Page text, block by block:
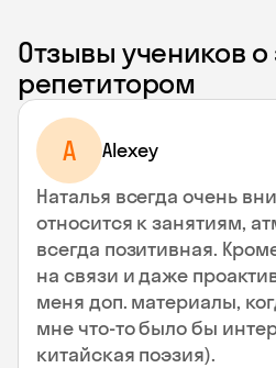
Отзывы учеников о
репетитором
A Alexey
Наталья всегда очень
относится к занятиям,
всегда позитивная.
на связи и даже
меня доп. материалы,
мне что-то было бы
китайская поэзия).